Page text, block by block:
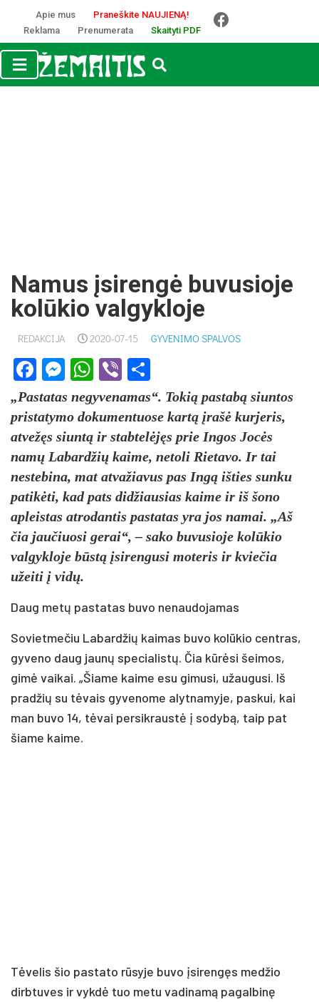
Apie mus
Praneškite NAUJIENĄ!
Reklama
Prenumerata Skaityti PDF
Namus įsirengė buvusioje
kolūkio valgykloje
REDAKCIJA 2020-07-15 GYVENIMO SPALVOS
Facebook
Messenger
WhatsApp
Viber
„Pastatas negyvenamas“. Tokią pastabą siuntos
pristatymo dokumentuose kartą įrašė kurjeris,
atvežęs siuntą ir stabtelėjęs prie Ingos Jocės
namų Labardžių kaime, netoli Rietavo. Ir tai
nestebina, mat atvažiavus pas Ingą išties sunku
patikėti, kad pats didžiausias kaime ir iš šono
apleistas atrodantis pastatas yra jos namai. „Aš
čia jaučiuosi gerai“, – sako buvusioje kolūkio
valgykloje būstą įsirengusi moteris ir kviečia
užeiti į vidų.
Daug metų pastatas buvo nenaudojamas
Sovietmečiu Labardžių kaimas buvo kolūkio centras,
gyveno daug jaunų specialistų. Čia kūrėsi šeimos,
gimė vaikai. „Šiame kaime esu gimusi, užaugusi. Iš
pradžių su tėvais gyvenome alytnamyje, paskui, kai
man buvo 14, tėvai persikraustė į sodybą, taip pat
šiame kaime.
Tėvelis šio pastato rūsyje buvo įsirengęs medžio
dirbtuves ir vykdė tuo metu vadinamą pagalbinę